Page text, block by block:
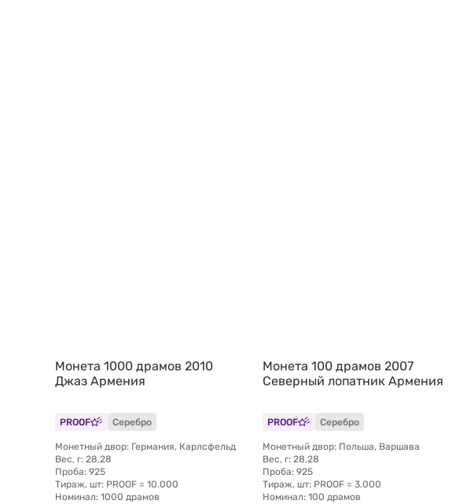
Монета 1000 драмов 2010
Джаз Армения
PROOF Серебро
Монетный двор: Германия, Карлсфельд
Вес, г: 28,28
Проба: 925
Тираж, шт: PROOF = 10.000
Номинал: 1000 драмов
Монета 100 драмов 2007
Северный лопатник Армения
PROOF Серебро
Монетный двор: Польша, Варшава
Вес, г: 28,28
Проба: 925
Тираж, шт: PROOF = 3.000
Номинал: 100 драмов